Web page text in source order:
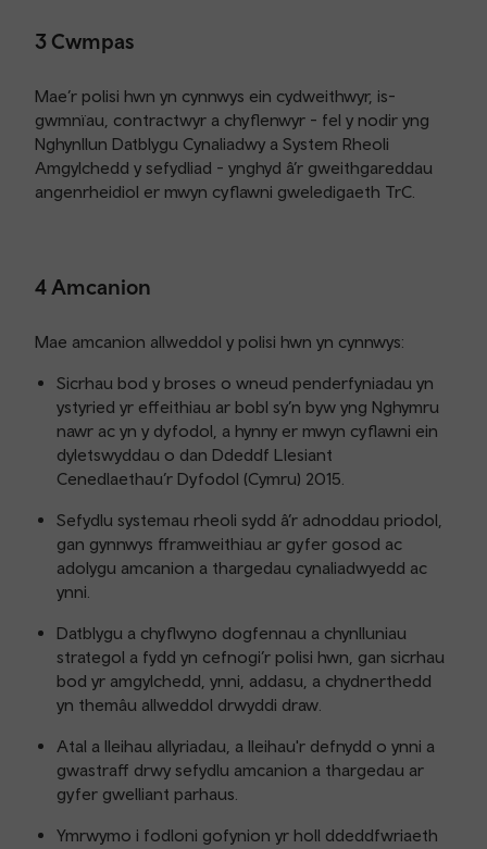
3 Cwmpas
Mae’r polisi hwn yn cynnwys ein cydweithwyr, is-
gwmnïau, contractwyr a chyflenwyr - fel y nodir yng
Nghynllun Datblygu Cynaliadwy a System Rheoli
Amgylchedd y sefydliad - ynghyd â’r gweithgareddau
angenrheidiol er mwyn cyflawni gweledigaeth TrC.
4 Amcanion
Mae amcanion allweddol y polisi hwn yn cynnwys:
Sicrhau bod y broses o wneud penderfyniadau yn
ystyried yr effeithiau ar bobl sy’n byw yng Nghymru
nawr ac yn y dyfodol, a hynny er mwyn cyflawni ein
dyletswyddau o dan Ddeddf Llesiant
Cenedlaethau’r Dyfodol (Cymru) 2015.
Sefydlu systemau rheoli sydd â’r adnoddau priodol,
gan gynnwys fframweithiau ar gyfer gosod ac
adolygu amcanion a thargedau cynaliadwyedd ac
ynni.
Datblygu a chyflwyno dogfennau a chynlluniau
strategol a fydd yn cefnogi’r polisi hwn, gan sicrhau
bod yr amgylchedd, ynni, addasu, a chydnerthedd
yn themâu allweddol drwyddi draw.
Atal a lleihau allyriadau, a lleihau'r defnydd o ynni a
gwastraff drwy sefydlu amcanion a thargedau ar
gyfer gwelliant parhaus.
Ymrwymo i fodloni gofynion yr holl ddeddfwriaeth